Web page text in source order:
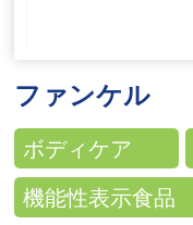
ファンケル
ボディケア
機能性表示食品